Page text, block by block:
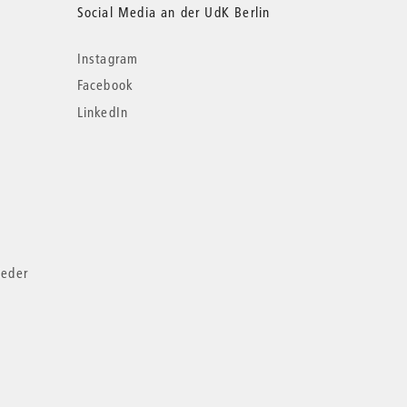
Social Media an der UdK Berlin
Instagram
Facebook
LinkedIn